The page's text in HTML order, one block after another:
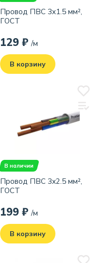
Провод ПВС 3x1.5 мм²,
ГОСТ
129 ₽ /м
В корзину
В наличии
Провод ПВС 3x2.5 мм²,
ГОСТ
199 ₽ /м
В корзину